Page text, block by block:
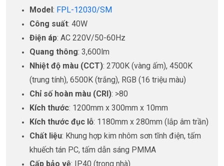
Model : FPL-12030/SM
Công suất: 40W
Điện áp: AC 220V/50-60Hz
Quang thông: 3,600lm
Nhiệt độ màu (CCT): 2700K (vàng ấm), 4500K
(trung tính), 6500K (trắng), RGB (16 triệu màu)
Chỉ số hoàn màu (CRI): >80
Kích thước: 1200mm x 300mm x 10mm
Kích thước đục lỗ: 1180mm x 280mm (lắp âm trần)
Chất liệu: Khung hợp kim nhôm sơn tĩnh điện, tấm
khuếch tán PC, tấm dẫn sáng PMMA
Cấp bảo vệ: IP40 (trong nhà)